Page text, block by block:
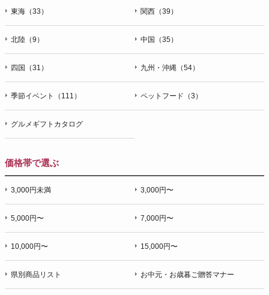
東海（33） 関西（39）
北陸（9） 中国（35）
四国（31） 九州・沖縄（54）
季節イベント（111） ペットフード（3）
グルメギフトカタログ
価格帯で選ぶ
3,000円未満 3,000円〜
5,000円〜 7,000円〜
10,000円〜 15,000円〜
県別商品リスト お中元・お歳暮ご贈答マナー